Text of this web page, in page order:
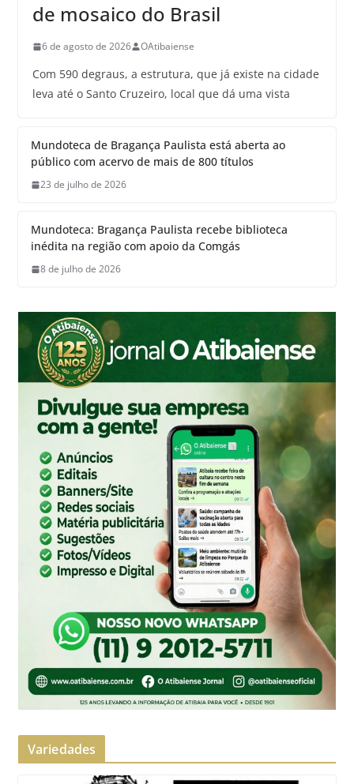
de mosaico do Brasil
6 de agosto de 2026 OAtibaiense
Com 590 degraus, a estrutura, que já existe na cidade
leva até o Santo Cruzeiro, local que dá uma vista
Mundoteca de Bragança Paulista está aberta ao
público com acervo de mais de 800 títulos
23 de julho de 2026
Mundoteca: Bragança Paulista recebe biblioteca
inédita na região com apoio da Comgás
8 de julho de 2026
Variedades